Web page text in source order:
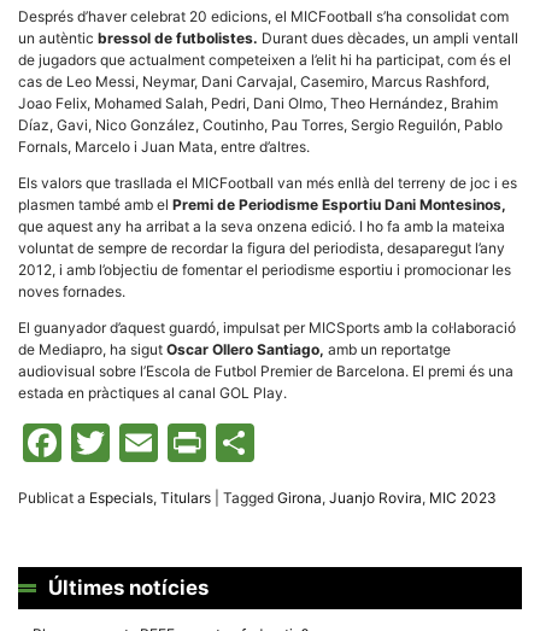
Després d’haver celebrat 20 edicions, el MICFootball s’ha consolidat com
un autèntic bressol de futbolistes. Durant dues dècades, un ampli ventall
de jugadors que actualment competeixen a l’elit hi ha participat, com és el
cas de Leo Messi, Neymar, Dani Carvajal, Casemiro, Marcus Rashford,
Joao Felix, Mohamed Salah, Pedri, Dani Olmo, Theo Hernández, Brahim
Díaz, Gavi, Nico González, Coutinho, Pau Torres, Sergio Reguilón, Pablo
Fornals, Marcelo i Juan Mata, entre d’altres.
Els valors que trasllada el MICFootball van més enllà del terreny de joc i es
plasmen també amb el Premi de Periodisme Esportiu Dani Montesinos,
que aquest any ha arribat a la seva onzena edició. I ho fa amb la mateixa
voluntat de sempre de recordar la figura del periodista, desaparegut l’any
2012, i amb l’objectiu de fomentar el periodisme esportiu i promocionar les
noves fornades.
El guanyador d’aquest guardó, impulsat per MICSports amb la col·laboració
de Mediapro, ha sigut Oscar Ollero Santiago, amb un reportatge
audiovisual sobre l’Escola de Futbol Premier de Barcelona. El premi és una
estada en pràctiques al canal GOL Play.
Facebook
Twitter
Email
Print
Publicat a Especials, Titulars Tagged Girona, Juanjo Rovira, MIC 2023
Últimes notícies